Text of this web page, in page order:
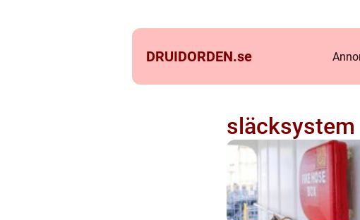
DRUIDORDEN.se
släcksystem